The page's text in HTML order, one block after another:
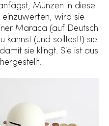
Münzen in diese
wird sie
Maraca (auf Deutsch
kannst (und solltest!) sie
sie klingt. Sie ist aus